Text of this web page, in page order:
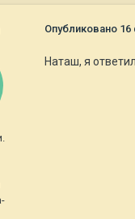
Опубликовано 16
Наташ, я